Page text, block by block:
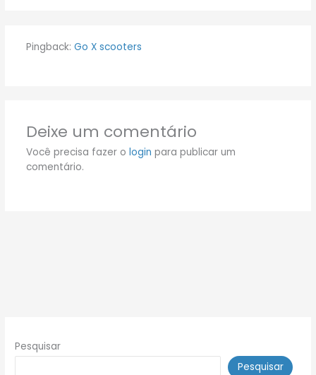
Pingback: Go X scooters
Deixe um comentário
Você precisa fazer o login para publicar um
comentário.
Pesquisar
Pesquisar